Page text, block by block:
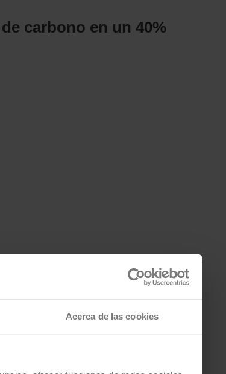
Acerca de las cookies
carbono en un 40%